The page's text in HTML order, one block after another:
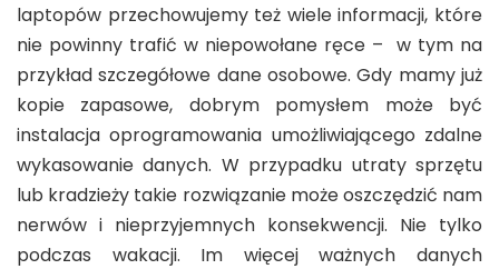
laptopów przechowujemy też wiele informacji, które
nie powinny trafić w niepowołane ręce – w tym na
przykład szczegółowe dane osobowe. Gdy mamy już
kopie zapasowe, dobrym pomysłem może być
instalacja oprogramowania umożliwiającego zdalne
wykasowanie danych. W przypadku utraty sprzętu
lub kradzieży takie rozwiązanie może oszczędzić nam
nerwów i nieprzyjemnych konsekwencji. Nie tylko
podczas wakacji. Im więcej ważnych danych